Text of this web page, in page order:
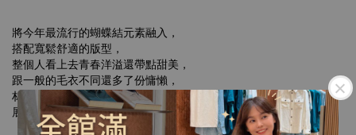
將今年最流行的蝴蝶結元素融入，
搭配寬鬆舒適的版型，
整個人看上去青春洋溢還帶點甜美，
跟一般的毛衣不同還多了份慵懶，
材質還是那種厚實的針織，
展現高顏值又帶有滿滿的保暖效果，